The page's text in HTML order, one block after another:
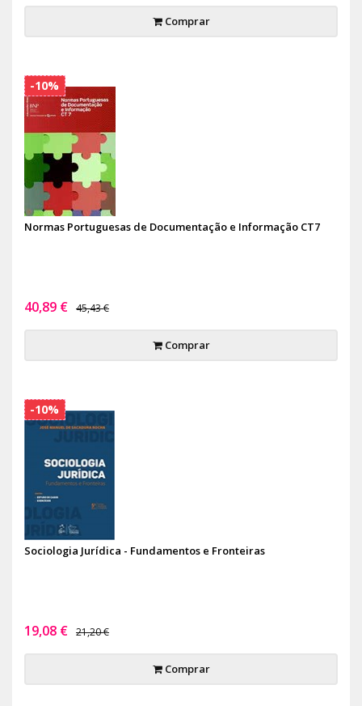
Comprar
Normas Portuguesas de Documentação e Informação CT7
40,89 € 45,43 €
Comprar
-10%
Sociologia Jurídica - Fundamentos e Fronteiras
19,08 € 21,20 €
Comprar
-10%